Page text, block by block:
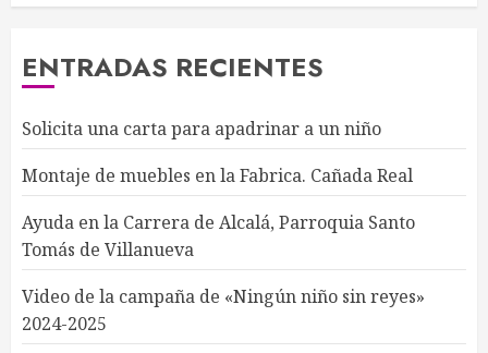
ENTRADAS RECIENTES
Solicita una carta para apadrinar a un niño
Montaje de muebles en la Fabrica. Cañada Real
Ayuda en la Carrera de Alcalá, Parroquia Santo
Tomás de Villanueva
Video de la campaña de «Ningún niño sin reyes»
2024-2025